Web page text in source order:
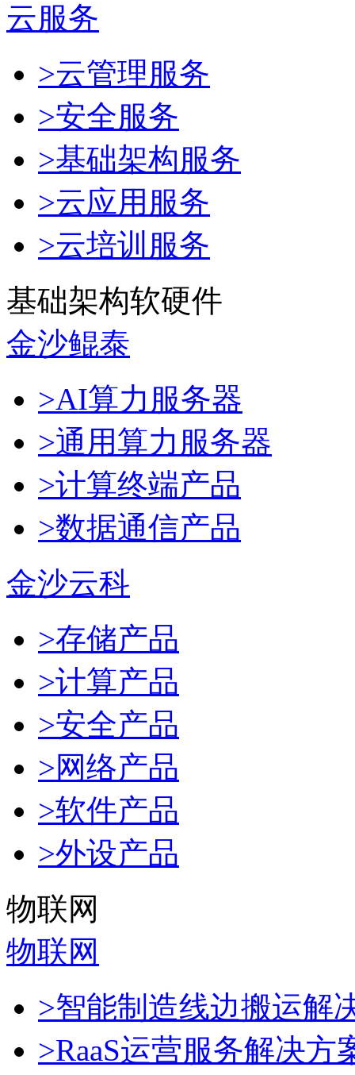
云服务
>云管理服务
>安全服务
>基础架构服务
>云应用服务
>云培训服务
基础架构软硬件
金沙鲲泰
>AI算力服务器
>通用算力服务器
>计算终端产品
>数据通信产品
金沙云科
>存储产品
>计算产品
>安全产品
>网络产品
>软件产品
>外设产品
物联网
物联网
>智能制造线边搬运解
>RaaS运营服务解决方